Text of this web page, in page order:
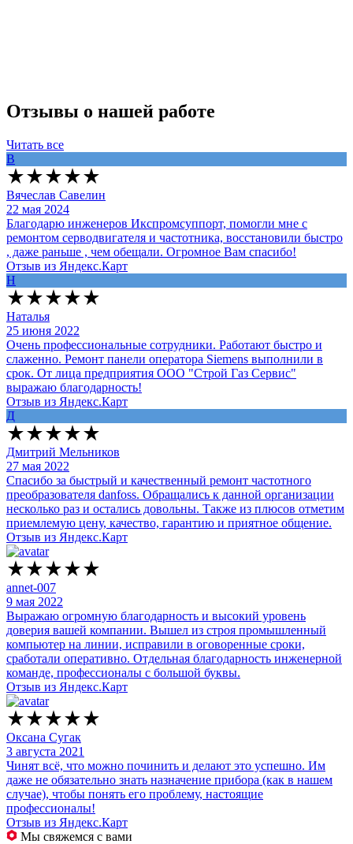
Отзывы о нашей работе
Читать все
В
Вячеслав Савелин
22 мая 2024
Благодарю инженеров Икспромсуппорт, помогли мне с
ремонтом серводвигателя и частотника, восстановили быстро
, даже раньше , чем обещали. Огромное Вам спасибо!
Отзыв из Яндекс.Карт
Н
Наталья
25 июня 2022
Очень профессиональные сотрудники. Работают быстро и
слаженно. Ремонт панели оператора Siemens выполнили в
срок. От лица предприятия ООО "Строй Газ Сервис"
выражаю благодарность!
Отзыв из Яндекс.Карт
Д
Дмитрий Мельников
27 мая 2022
Спасибо за быстрый и качественный ремонт частотного
преобразователя danfoss. Обращались к данной организации
несколько раз и остались довольны. Также из плюсов отметим
приемлемую цену, качество, гарантию и приятное общение.
Отзыв из Яндекс.Карт
annet-007
9 мая 2022
Выражаю огромную благодарность и высокий уровень
доверия вашей компании. Вышел из строя промышленный
компьютер на линии, исправили в оговоренные сроки,
сработали оперативно. Отдельная благодарность инженерной
команде, профессионалы с большой буквы.
Отзыв из Яндекс.Карт
Оксана Сугак
3 августа 2021
Чинят всё, что можно починить и делают это успешно. Им
даже не обязательно знать назначение прибора (как в нашем
случае), чтобы понять его проблему, настоящие
профессионалы!
Отзыв из Яндекс.Карт
Мы свяжемся с вами